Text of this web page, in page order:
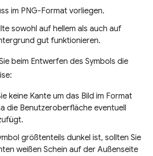
im PNG-Format vorliegen.
sowohl auf hellem als auch auf
gut funktionieren.
beim Entwerfen des Symbols die
keine Kante um das Bild im Format
die Benutzeroberfläche eventuell
größtenteils dunkel ist, sollten Sie
weißen Schein auf der Außenseite